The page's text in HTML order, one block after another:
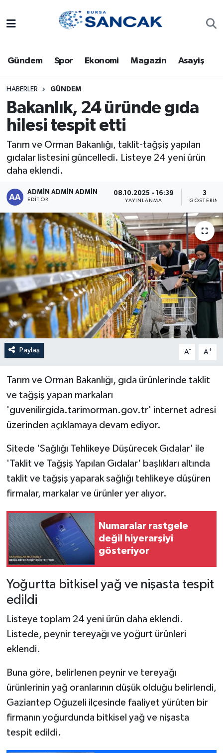
Gündem Spor Ekonomi Magazin Asayiş
HABERLER GÜNDEM
Bakanlık, 24 üründe gıda
hilesi tespit etti
Tarım ve Orman Bakanlığı, taklit-tağşiş yapılan
gıdalar listesini güncelledi. Listeye 24 yeni ürün
daha eklendi.
ADMİN ADMİN ADMİN
EDITÖR
08.10.2025 - 16:39
YAYINLANMA
3
GÖSTERIM
Paylaş A- A+
Tarım ve Orman Bakanlığı, gıda ürünlerinde taklit
ve tağşiş yapan markaları
'guvenilirgida.tarimorman.gov.tr' internet adresi
üzerinden açıklamaya devam ediyor.
Sitede 'Sağlığı Tehlikeye Düşürecek Gıdalar' ile
'Taklit ve Tağşiş Yapılan Gıdalar' başlıkları altında
taklit ve tağşiş yaparak sağlığı tehlikeye düşüren
firmalar, markalar ve ürünler yer alıyor.
Numaralar rastgele
değil hiyerarşiyi
gösteriyor
Yoğurtta bitkisel yağ ve nişasta tespit
edildi
Listeye toplam 24 yeni ürün daha eklendi.
Listede, peynir tereyağı ve yoğurt ürünleri
eklendi.
Buna göre, belirlenen peynir ve tereyağı
ürünlerinin yağ oranlarının düşük olduğu belirlendi,
Gaziantep Oğuzeli ilçesinde faaliyet yürüten bir
firmanın yoğurdunda bitkisel yağ ve nişasta
tespit edildi.
Bursa
Dünya
Eğitim
Ekonomi
Genel
Gündem
Magazin
Sağlık
Siyaset
Spor
Türkiye
Trafik Durumu
Süper Lig Puan Durumu ve Fikstür
Tüm Manşetler
Son Dakika Haberleri
Haber Arşivi